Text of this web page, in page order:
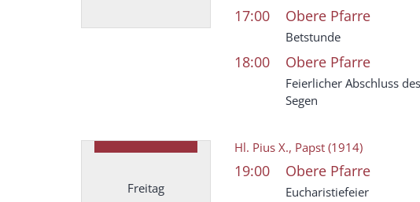
17:00 Obere Pfarre
Betstunde
18:00 Obere Pfarre
Feierlicher Abschluss
Segen
Freitag
Hl. Pius X., Papst (1914)
19:00 Obere Pfarre
Eucharistiefeier